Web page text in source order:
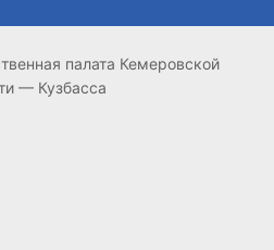
палата Кемеровской
— Кузбасса